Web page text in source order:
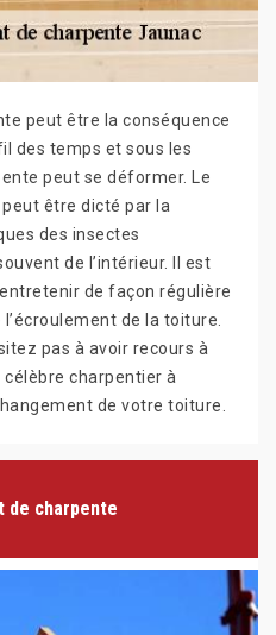
peut être la conséquence
des temps et sous les
peut se déformer. Le
être dicté par la
des insectes
de l’intérieur. Il est
de façon régulière
de la toiture.
pas à avoir recours à
charpentier à
de votre toiture.
de charpente